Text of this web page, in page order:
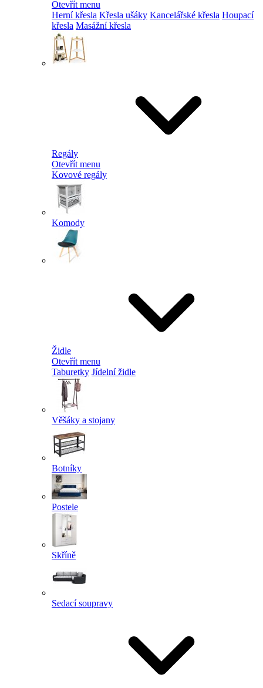
Otevřít menu
Herní křesla Křesla ušáky Kancelářské křesla Houpací
křesla Masážní křesla
Regály
Otevřít menu
Kovové regály
Komody
Židle
Otevřít menu
Taburetky Jídelní židle
Věšáky a stojany
Botníky
Postele
Skříně
Sedací soupravy